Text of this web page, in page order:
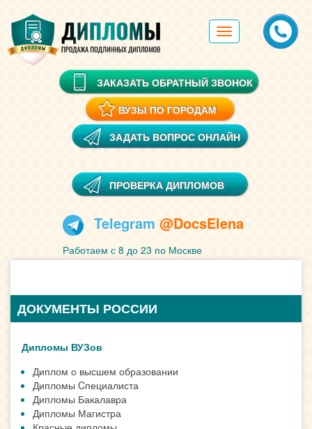
Toggle
navigation
ЗАКАЗАТЬ ОБРАТНЫЙ ЗВОНОК
ВУЗЫ ПО ГОРОДАМ
ЗАДАТЬ ВОПРОС ОНЛАЙН
ПРОВЕРКА ДИПЛОМОВ
Telegram @DocsElena
Работаем с 8 до 23 по Москве
ДОКУМЕНТЫ РОССИИ
Дипломы ВУЗов
Диплом о высшем образовании
Дипломы Cпециалиста
Дипломы Бакалавра
Дипломы Магистра